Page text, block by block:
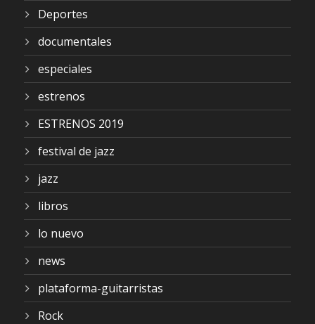
Deportes
documentales
especiales
estrenos
ESTRENOS 2019
festival de jazz
jazz
libros
lo nuevo
news
plataforma-guitarristas
Rock